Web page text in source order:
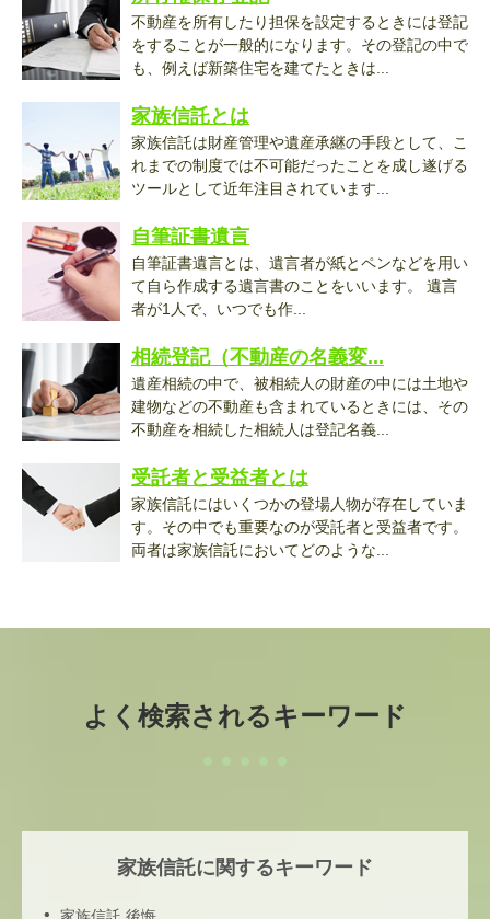
不動産を所有したり担保を設定するときには登記
をすることが一般的になります。その登記の中で
も、例えば新築住宅を建てたときは...
家族信託とは
家族信託は財産管理や遺産承継の手段として、こ
れまでの制度では不可能だったことを成し遂げる
ツールとして近年注目されています...
自筆証書遺言
自筆証書遺言とは、遺言者が紙とペンなどを用い
て自ら作成する遺言書のことをいいます。 遺言
者が1人で、いつでも作...
相続登記（不動産の名義変...
遺産相続の中で、被相続人の財産の中には土地や
建物などの不動産も含まれているときには、その
不動産を相続した相続人は登記名義...
受託者と受益者とは
家族信託にはいくつかの登場人物が存在していま
す。その中でも重要なのが受託者と受益者です。
両者は家族信託においてどのような...
よく検索されるキーワード
家族信託に関するキーワード